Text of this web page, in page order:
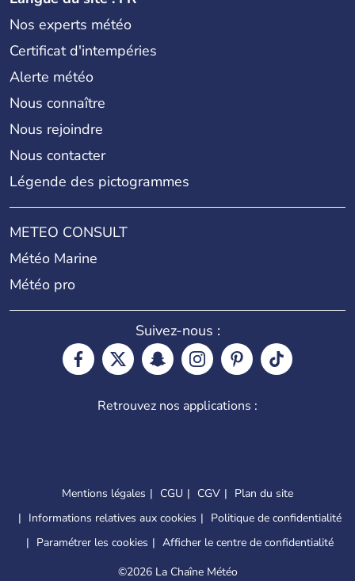
Nos experts météo
Certificat d'intempéries
Alerte météo
Nous connaître
Nous rejoindre
Nous contacter
Légende des pictogrammes
METEO CONSULT
Météo Marine
Météo pro
Suivez-nous :
Retrouvez nos applications :
Mentions légales CGU CGV
Plan du site
Informations relatives aux cookies
Politique de confidentialité
Paramétrer les cookies
Afficher le centre de confidentialité
©2026 La Chaîne Météo